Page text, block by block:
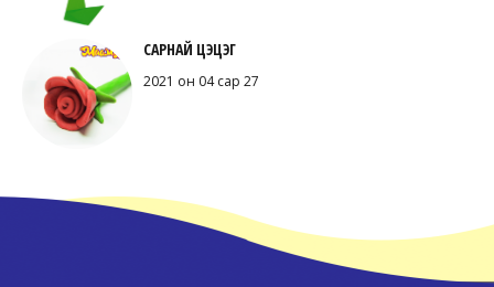
САРНАЙ ЦЭЦЭГ
2021 он 04 сар 27